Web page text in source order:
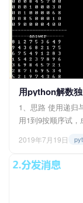
用python解数独
1、思路 使用递归
用1到9按顺序试
示。 board=[
2019年7月19日